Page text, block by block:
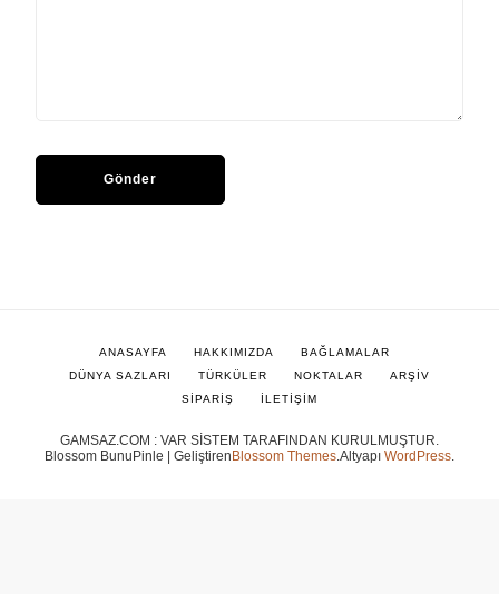
GAMSAZ.COM : VAR SİSTEM TARAFINDAN KURULMUŞTUR.
Blossom BunuPinle | Geliştiren Blossom Themes .Altyapı WordPress
ANASAYFA HAKKIMIZDA
BAĞLAMALAR
DÜNYA SAZLARI
TÜRKÜLER NOKTALAR
ARŞİV
SİPARİŞ
İLETİŞİM